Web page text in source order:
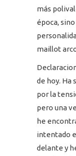
más
época,
maillot
de hoy. Ha
por la
pero una
he
intentado
delante y